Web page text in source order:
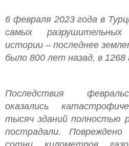
6 февраля 2023 года в
самых
истории – последнее
было 800 лет назад, в 1268
Последствия
оказались
тысяч зданий полностью
пострадали.